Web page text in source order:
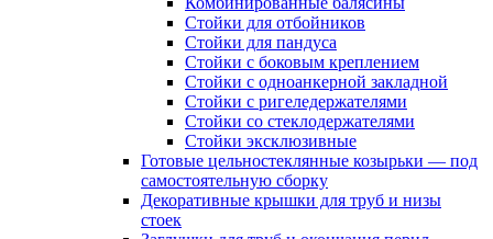
Стойки для отбойников
Стойки для пандуса
Стойки с боковым креплением
Стойки с одноанкерной закладной
Стойки с ригеледержателями
Стойки со стеклодержателями
Стойки эксклюзивные
Готовые цельностеклянные козырьки — под
самостоятельную сборку
Декоративные крышки для труб и низы
стоек